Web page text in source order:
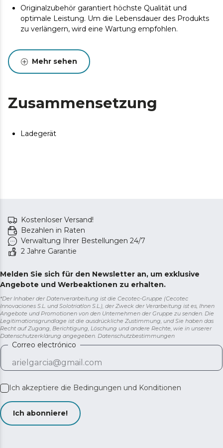
Originalzubehör garantiert höchste Qualität und
optimale Leistung. Um die Lebensdauer des Produkts
zu verlängern, wird eine Wartung empfohlen.
Mehr sehen
Zusammensetzung
Ladegerät
Kostenloser Versand!
Bezahlen in Raten
Verwaltung Ihrer Bestellungen 24/7
2 Jahre Garantie
Melden Sie sich für den Newsletter an, um exklusive
Angebote und Werbeaktionen zu erhalten.
*Der Inhaber der Datenverarbeitung ist die Cecotec-Gruppe (Cecotec
Innovaciones S.L. und Solotriatlon S.L.), der Zweck der Verarbeitung ist es, Ihnen
Angebote und Promotionen von den Unternehmen der Gruppe zu senden. Die
Legitimationsgrundlage ist die ausdrückliche Zustimmung, und Sie haben das
Recht auf Zugang, Berichtigung, Löschung und andere Rechte, wie in unserer
Datenschutzerklärung angegeben. Datenschutzbestimmungen
Correo electrónico
Ich akzeptiere die Bedingungen und Konditionen
Ich abonniere!